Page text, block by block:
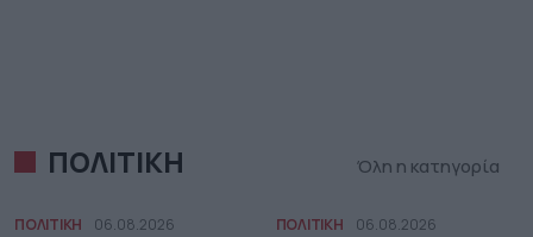
ΠΟΛΙΤΙΚΗ Όλη η κατηγορία
ΠΟΛΙΤΙΚΗ 06.08.2026 ΠΟΛΙΤΙΚΗ 06.08.2026